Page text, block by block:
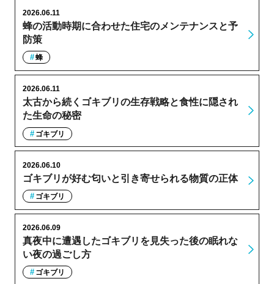
蜂の活動時期に合わせた住宅のメンテナンスと予
防策
2026.06.11
蜂
太古から続くゴキブリの生存戦略と食性に隠され
た生命の秘密
2026.06.11
ゴキブリ
ゴキブリが好む匂いと引き寄せられる物質の正体
2026.06.10
ゴキブリ
真夜中に遭遇したゴキブリを見失った後の眠れな
い夜の過ごし方
2026.06.09
ゴキブリ